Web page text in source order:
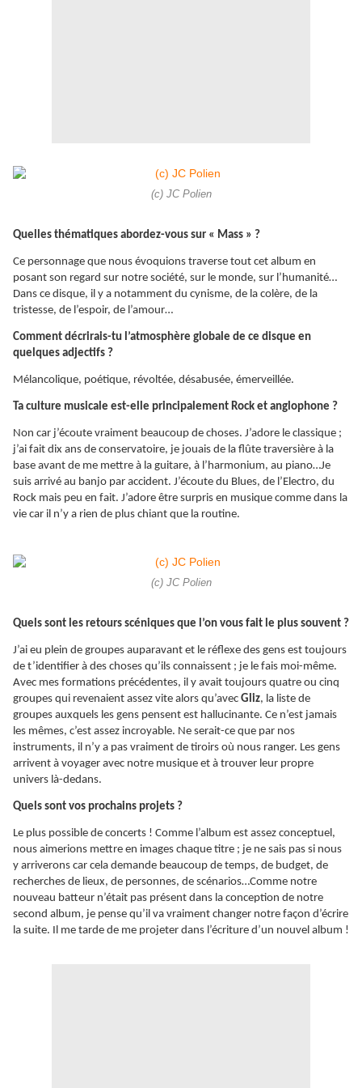
(c) JC Polien
Quelles thématiques abordez-vous sur « Mass » ?
Ce personnage que nous évoquions traverse tout cet album en
posant son regard sur notre société, sur le monde, sur l’humanité…
Dans ce disque, il y a notamment du cynisme, de la colère, de la
tristesse, de l’espoir, de l’amour…
Comment décrirais-tu l’atmosphère globale de ce disque en
quelques adjectifs ?
Mélancolique, poétique, révoltée, désabusée, émerveillée.
Ta culture musicale est-elle principalement Rock et anglophone ?
Non car j’écoute vraiment beaucoup de choses. J’adore le classique ;
j’ai fait dix ans de conservatoire, je jouais de la flûte traversière à la
base avant de me mettre à la guitare, à l’harmonium, au piano…Je
suis arrivé au banjo par accident. J’écoute du Blues, de l’Electro, du
Rock mais peu en fait. J’adore être surpris en musique comme dans la
vie car il n’y a rien de plus chiant que la routine.
(c) JC Polien
Quels sont les retours scéniques que l’on vous fait le plus souvent ?
J’ai eu plein de groupes auparavant et le réflexe des gens est toujours
de t’identifier à des choses qu’ils connaissent ; je le fais moi-même.
Avec mes formations précédentes, il y avait toujours quatre ou cinq
groupes qui revenaient assez vite alors qu’avec Gliz, la liste de
groupes auxquels les gens pensent est hallucinante. Ce n’est jamais
les mêmes, c’est assez incroyable. Ne serait-ce que par nos
instruments, il n’y a pas vraiment de tiroirs où nous ranger. Les gens
arrivent à voyager avec notre musique et à trouver leur propre
univers là-dedans.
Quels sont vos prochains projets ?
Le plus possible de concerts ! Comme l’album est assez conceptuel,
nous aimerions mettre en images chaque titre ; je ne sais pas si nous
y arriverons car cela demande beaucoup de temps, de budget, de
recherches de lieux, de personnes, de scénarios…Comme notre
nouveau batteur n’était pas présent dans la conception de notre
second album, je pense qu’il va vraiment changer notre façon d’écrire
la suite. Il me tarde de me projeter dans l’écriture d’un nouvel album !